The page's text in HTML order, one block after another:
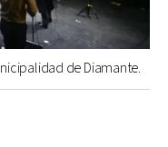
de Diamante.